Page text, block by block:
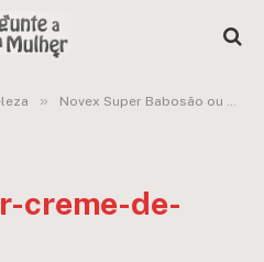
» Novex Super Babosão ou Novex Doctor Rícino: qual o melhor finalizador para meu cabelo cacheado?
creme-de-